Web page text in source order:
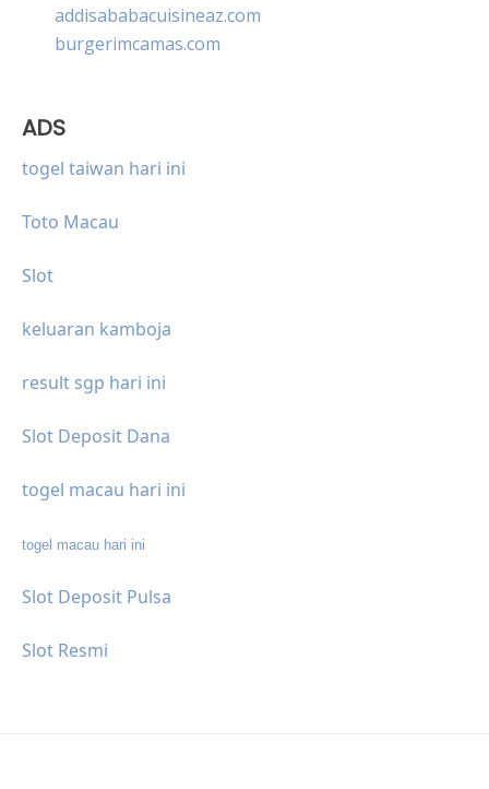
addisababacuisineaz.com
burgerimcamas.com
ADS
togel taiwan hari ini
Toto Macau
Slot
keluaran kamboja
result sgp hari ini
Slot Deposit Dana
togel macau hari ini
togel macau hari ini
Slot Deposit Pulsa
Slot Resmi